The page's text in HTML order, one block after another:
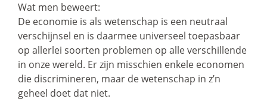
Wat men beweert:
De economie is als wetenschap is een neutraal
verschijnsel en is daarmee universeel toepasbaar
op allerlei soorten problemen op alle verschillende
in onze wereld. Er zijn misschien enkele economen
die discrimineren, maar de wetenschap in z’n
geheel doet dat niet.